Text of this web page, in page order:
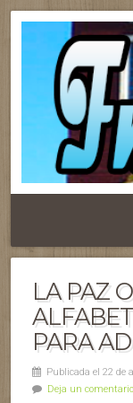
LA PAZ
PARA
Publicada el 22 de
Deja un comentario